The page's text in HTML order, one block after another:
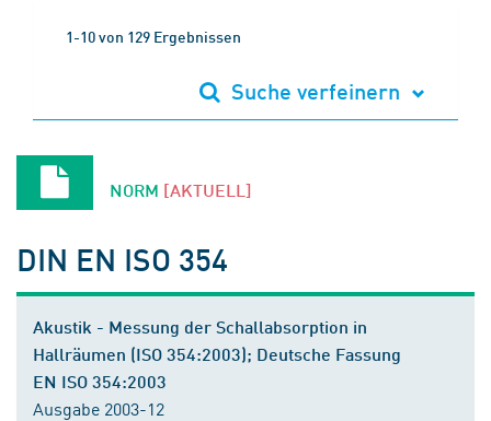
1-10 von 129 Ergebnissen
Suche verfeinern
NORM [AKTUELL]
DIN EN ISO 354
Akustik - Messung der Schallabsorption in
Hallräumen (ISO 354:2003); Deutsche Fassung
EN ISO 354:2003
Ausgabe 2003-12